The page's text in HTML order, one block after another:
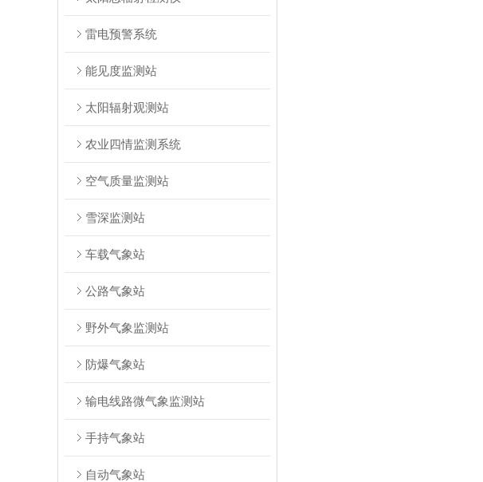
雷电预警系统
能见度监测站
太阳辐射观测站
农业四情监测系统
空气质量监测站
雪深监测站
车载气象站
公路气象站
野外气象监测站
防爆气象站
输电线路微气象监测站
手持气象站
自动气象站